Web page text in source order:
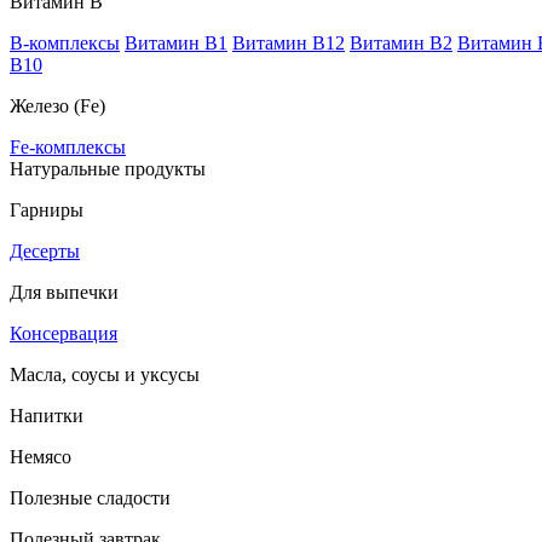
B-комплексы Витамин B1 Витамин B12 Витамин B2 Витамин
В10
Железо (Fe)
Fe-комплексы
Натуральные продукты
Гарниры
Десерты
Для выпечки
Консервация
Масла, соусы и уксусы
Напитки
Немясо
Полезные сладости